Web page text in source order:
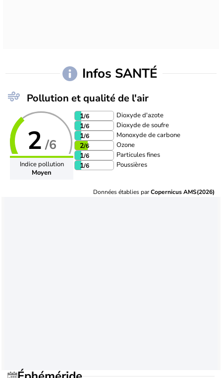
Infos SANTÉ
Pollution et qualité de l'air
2 /6
Indice pollution
Moyen
1/6 Dioxyde d'azote
1/6 Dioxyde de soufre
1/6 Monoxyde de carbone
2/6 Ozone
1/6 Particules fines
1/6 Poussières
Données établies parCopernicus AMS(2026)